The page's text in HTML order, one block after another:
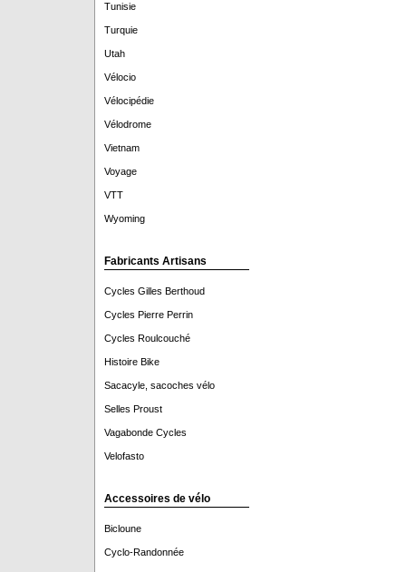
Tunisie
Turquie
Utah
Vélocio
Vélocipédie
Vélodrome
Vietnam
Voyage
VTT
Wyoming
Fabricants Artisans
Cycles Gilles Berthoud
Cycles Pierre Perrin
Cycles Roulcouché
Histoire Bike
Sacacyle, sacoches vélo
Selles Proust
Vagabonde Cycles
Velofasto
Accessoires de vélo
Bicloune
Cyclo-Randonnée